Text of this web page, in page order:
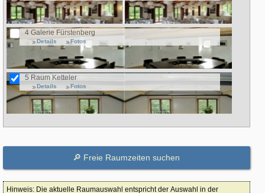
4 Galerie Fürstenberg
Details Fotos
5 Raum Ketteler
Details Fotos
Hinweis: Die aktuelle Raumauswahl entspricht der Auswahl in der